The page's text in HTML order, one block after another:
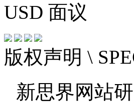
USD 面议
版权声明 \
新思界网站